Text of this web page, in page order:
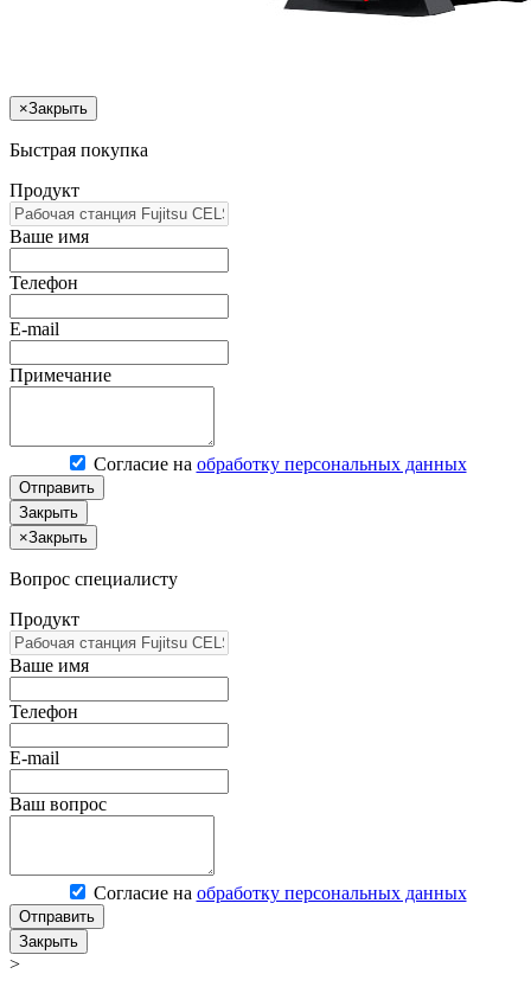
×Закрыть
Быстрая покупка
Продукт
Ваше имя
Телефон
E-mail
Примечание
Согласие на обработку персональных данных
Отправить
Закрыть
×Закрыть
Вопрос специалисту
Продукт
Ваше имя
Телефон
E-mail
Ваш вопрос
Согласие на обработку персональных данных
Отправить
Закрыть
>